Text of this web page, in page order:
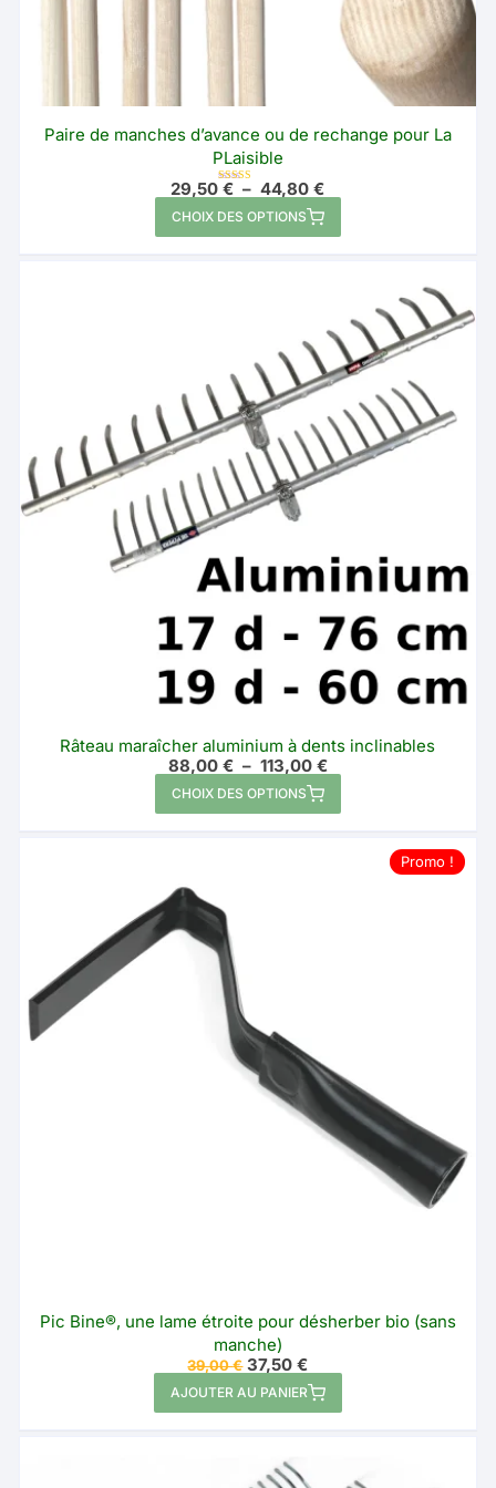
Paire de manches d’avance ou de rechange pour La
PLaisible
Note
sur 5
29,50€ – 44,80€Plage
de
prix :
29,50 €
CHOIX DES OPTIONS
produit
variations.
Les
options
peuvent
être
choisies
sur
du
produit
Râteau maraîcher aluminium à dents inclinables
88,00 € – 113,00 €Plage
de
88,00 €
CHOIX DES OPTIONS
produit
plusieurs
la
page
du
produit
Promo !
Pic Bine®, une lame étroite pour désherber bio (sans
manche)
39,00€ Le
initial
était :
37,50€Le
prix
actuel
est :
AJOUTER AU PANIER